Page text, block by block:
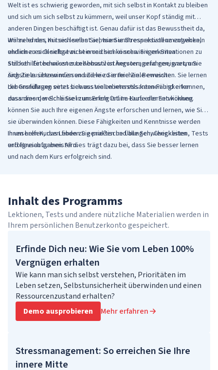
Welt ist es schwierig geworden, mit sich selbst in Kontakt zu bleiben
und sich um sich selbst zu kümmern, weil unser Kopf ständig mit
anderen Dingen beschäftigt ist. Genau dafür ist das Bewusstheit da,
um zu lernen, mit sich selbst achtsam und respektvoll umzugehen,
ehrlich zu sich selbst zu sein und sich in schwierigen Situationen zu
stärken. Ein bewusster Lebensstil ist hervorragend geeignet, um
Ängste zu überwinden und Ziele zu erreichen. Bewusste
Lebensführung setzt sich aus vielen interessanten Fähigkeiten
zusammen, welche Sie in unserem Online-Kurs erlernen können.
Während des Kurses lernen Sie, wie Sie Stressresistenz entwickeln
und inneres Gleichgewicht erreichen können. Sie erlernen
Selbsthilfetechniken zum Abbau von Ängsten, erfahren, warum Sie
sich Ziele setzen müssen und wie Sie Ihre Ziele erreichen. Sie lernen
die Grundlagen eines bewussten Lebensstils kennen und erkennen,
dass dies der Schlüssel zum Erfolg ist. Im Laufe der Entwicklung
können Sie auch Ihre eigenen Ängste erforschen und lernen, wie Sie
sie überwinden können. Diese Fähigkeiten und Kenntnisse werden
Ihnen helfen, das Leben zu genießen und alle Schwierigkeiten
erfolgreich zu meistern.
In unseren Kursen finden Sie praktische Übungen, Checklisten, Tests
und Hausaufgaben. All dies trägt dazu bei, dass Sie besser lernen
und nach dem Kurs erfolgreich sind.
Inhalt des Programms
Lektionen, Tests und andere nützliche Materialien werden in
Ihrem persönlichen Benutzerkonto gespeichert.
Erfinde Dich neu: Wie Sie vom Leben 100%
Vergnügen erhalten
Wie kann man sich selbst verstehen, Prioritäten im
Leben setzen, Selbstunsicherheit überwinden und einen
Ressourcenzustand erhalten?
Demo ausprobieren
Mehr erfahren
Stressmanagement: So erreichen Sie Ihre
innere Mitte